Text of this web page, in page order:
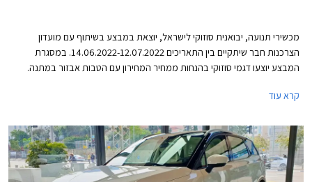
מכשירי תנועה, יבואנית סוזוקי לישראל, יוצאת במבצע בשיתוף עם מועדון
הצרכנות חבר שיתקיים בין התאריכים 14.06.2022-12.07.2022. במסגרת
המבצע יוצעו דגמי סוזוקי בהנחות ממחיר המחירון עם הטבות אבזור במתנה.
קרא עוד